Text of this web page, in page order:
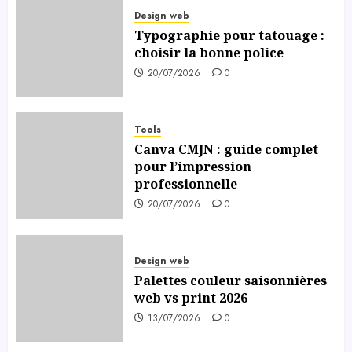
Design web
Typographie pour tatouage :
choisir la bonne police
20/07/2026 0
Tools
Canva CMJN : guide complet
pour l’impression
professionnelle
20/07/2026 0
Design web
Palettes couleur saisonnières
web vs print 2026
13/07/2026 0